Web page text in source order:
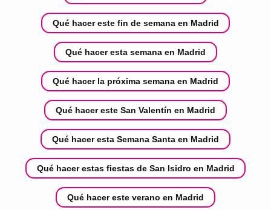
Qué hacer este fin de semana en Madrid
Qué hacer esta semana en Madrid
Qué hacer la próxima semana en Madrid
Qué hacer este San Valentín en Madrid
Qué hacer esta Semana Santa en Madrid
Qué hacer estas fiestas de San Isidro en Madrid
Qué hacer este verano en Madrid